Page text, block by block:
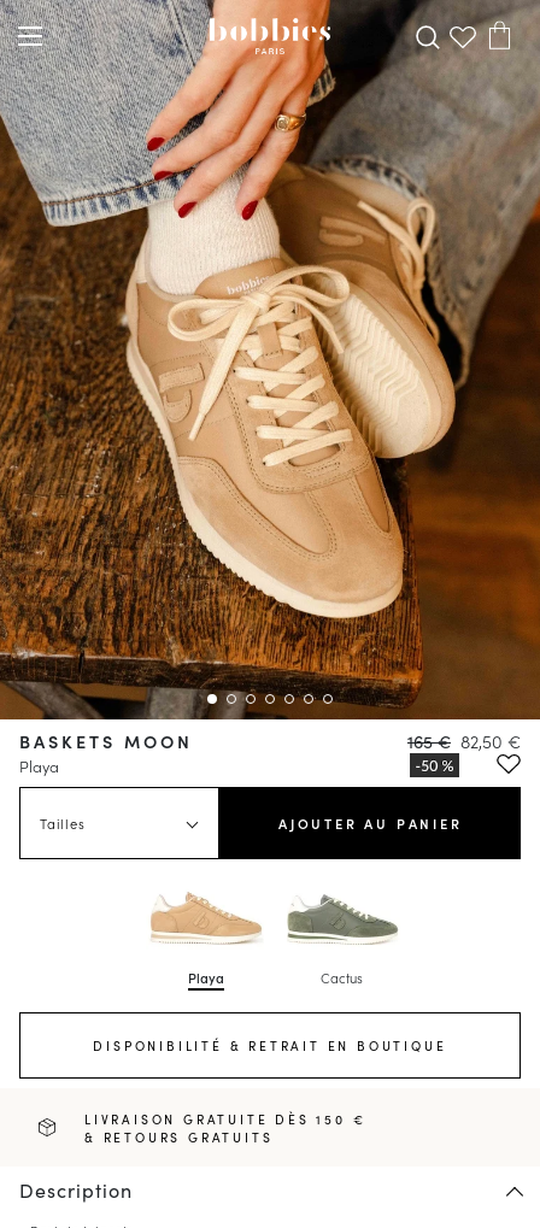
BASKETS MOON
Playa
165 € 82,50 €
Tailles AJOUTER AU PANIER
Playa Cactus
DISPONIBILITÉ & RETRAIT EN BOUTIQUE
LIVRAISON GRATUITE DÈS 150 €
& RETOURS GRATUITS
Description